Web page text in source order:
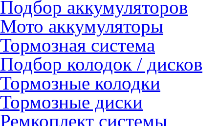
Подбор аккумуляторов
Мото аккумуляторы
Тормозная система
Подбор колодок / дисков
Тормозные колодки
Тормозные диски
Ремкоплект системы